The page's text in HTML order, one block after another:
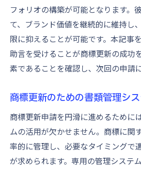
フォリオの構築が可能となります。
て、ブランド価値を継続的に維持し
限に抑えることが可能です。本記事
助言を受けることが商標更新の成功
素であることを確認し、次回の申請
商標更新のための書類管理シ
商標更新申請を円滑に進めるために
ムの活用が欠かせません。商標に関
率的に管理し、必要なタイミングで
が求められます。専用の管理システ